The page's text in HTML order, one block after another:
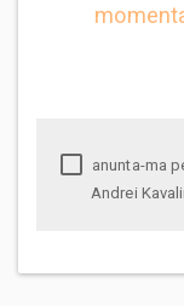
Andrei